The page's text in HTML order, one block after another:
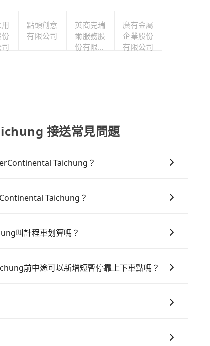
點頭創意
有限公司
英商克瑞
爾服務股
份有限公
廣有金屬
企業股份
有限公司
接送常見問題
Taichung？
搭乘。假設從北投亞太飯店 (台北市北投區) 前
分鐘、車費300元後，抵達台中勤美洲際酒店
車資，而且更會額外浪費20分鐘在轉乘與等車
Taichung？
選擇。註冊完iRent的app後，可以每小時
汽車保險與可能的罰單都需自付。再者，和運
開樂透一樣。另外，偶爾也會遇到明明已經預約
，就顯得非常不便。
叫計程車划算嗎？
特交通、皇冠大車隊、優良計程車等叫車看看。
前中途可以新增短暫停靠上下車點嗎？
5公里內加收200元。雖然可能有些路線完全順
如果又遇到心術不正的司機，其犯罪行為可能都